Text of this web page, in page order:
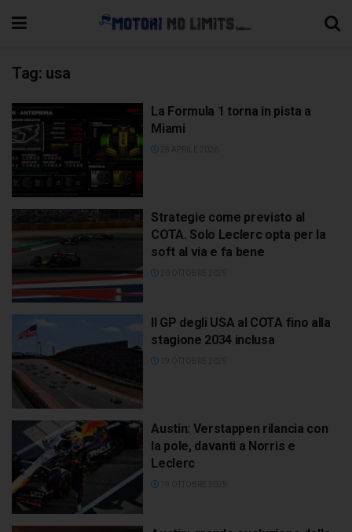
Tag: usa
La Formula 1 torna in pista a
Miami
Strategie come previsto al
COTA. Solo Leclerc opta per la
soft al via e fa bene
Il GP degli USA al COTA fino alla
stagione 2034 inclusa
Austin: Verstappen rilancia con
la pole, davanti a Norris e
Leclerc